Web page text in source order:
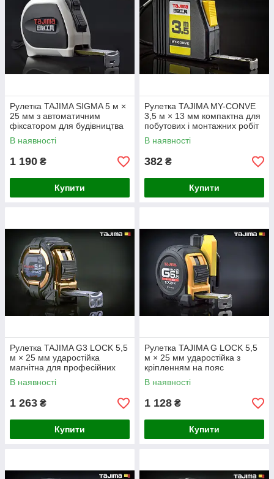
Рулетка TAJIMA SIGMA 5 м ×
25 мм з автоматичним
фіксатором для будівництва
В наявності
1 190 ₴
Купити
Рулетка TAJIMA MY-CONVE
3,5 м × 13 мм компактна для
побутових і монтажних робіт
В наявності
382 ₴
Купити
Рулетка TAJIMA G3 LOCK 5,5
м × 25 мм ударостійка
магнітна для професійних
вимірювань
В наявності
1 263 ₴
Купити
Рулетка TAJIMA G LOCK 5,5
м × 25 мм ударостійка з
кріпленням на пояс
В наявності
1 128 ₴
Купити